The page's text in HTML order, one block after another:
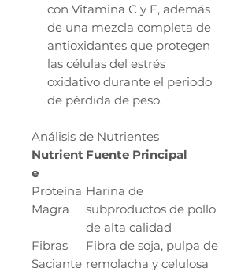
con Vitamina C y E, además
de una mezcla completa de
antioxidantes que protegen
las células del estrés
oxidativo durante el periodo
de pérdida de peso.
Análisis de Nutrientes
Nutrient
e
Fuente Principal
Proteína
Magra
Harina de
subproductos de pollo
de alta calidad
Fibras
Saciante
Fibra de soja, pulpa de
remolacha y celulosa